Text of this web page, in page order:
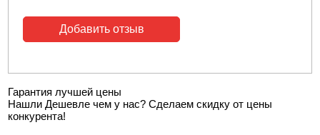
Добавить отзыв
Гарантия лучшей цены
Нашли Дешевле чем у нас? Сделаем скидку от цены
конкурента!